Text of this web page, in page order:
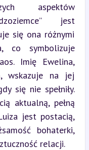
aspektów
jest
się ona różnymi
co symbolizuje
Imię Ewelina,
wskazuje na jej
się nie spełniły.
aktualną, pełną
jest postacią,
bohaterki,
relacji.